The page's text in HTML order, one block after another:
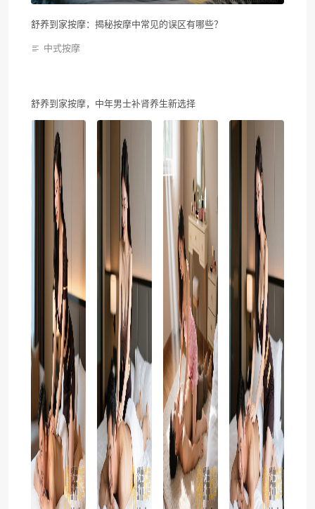
舒养到家按摩：揭秘按摩中常见的误区有哪些？
中式按摩
舒养到家按摩，中年男士补肾养生新选择